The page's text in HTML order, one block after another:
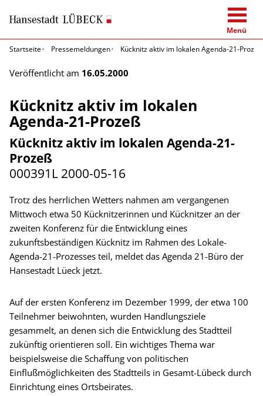
Menü
Startseite
Pressemeldungen Kücknitz aktiv im lokalen Agenda-21-Prozeß
Veröffentlicht am 16.05.2000
Kücknitz aktiv im lokalen
Agenda-21-Prozeß
Kücknitz aktiv im lokalen Agenda-21-
Prozeß
000391L 2000-05-16
Trotz des herrlichen Wetters nahmen am vergangenen
Mittwoch etwa 50 Kücknitzerinnen und Kücknitzer an der
zweiten Konferenz für die Entwicklung eines
zukunftsbeständigen Kücknitz im Rahmen des Lokale-
Agenda-21-Prozesses teil, meldet das Agenda 21-Büro der
Hansestadt Lüeck jetzt.
Auf der ersten Konferenz im Dezember 1999, der etwa 100
Teilnehmer beiwohnten, wurden Handlungsziele
gesammelt, an denen sich die Entwicklung des Stadtteil
zukünftig orientieren soll. Ein wichtiges Thema war
beispielsweise die Schaffung von politischen
Einflußmöglichkeiten des Stadtteils in Gesamt-Lübeck durch
Einrichtung eines Ortsbeirates.